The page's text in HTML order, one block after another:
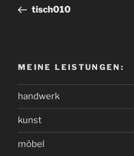
Beitrag
tisch010
MEINE LEISTUNGEN:
handwerk
kunst
möbel